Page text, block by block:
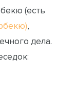
(есть
дела.